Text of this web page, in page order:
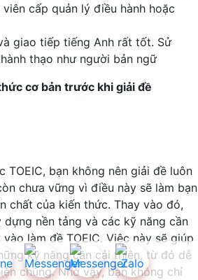
cấp quản lý điều hành hoặc
giao tiếp tiếng Anh rất tốt. Sử
thạo như người bản ngữ
cơ bản trước khi giải đề
TOEIC, bạn không nên giải đề luôn
chưa vững vì điều này sẽ làm bạn
chất của kiến thức. Thay vào đó,
nền tảng và các kỹ năng cần
làm đề TOEIC. Việc này sẽ giúp
kỹ năng cần cải thiện, từ đó dễ
chúng. Nhờ vậy, bạn không chỉ